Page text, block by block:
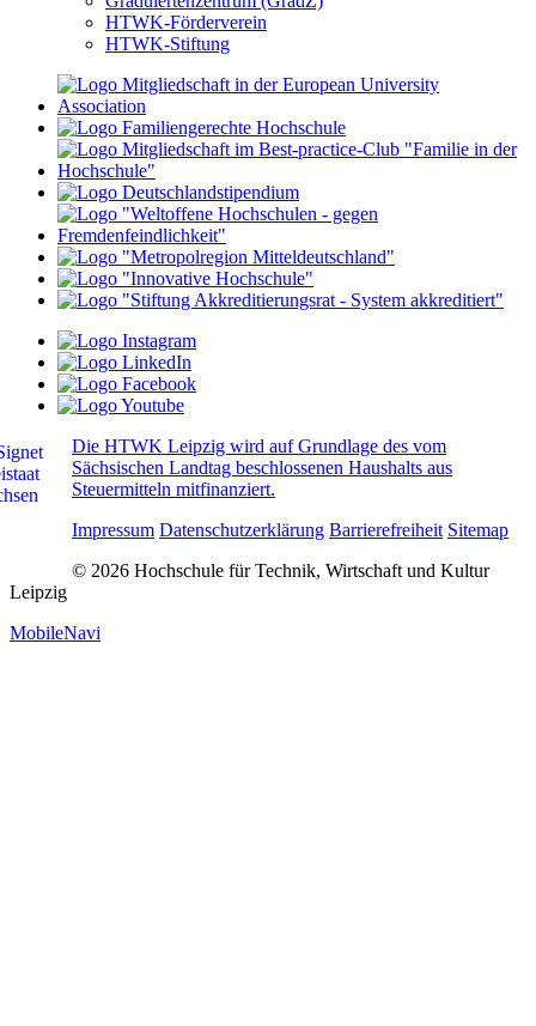
HTWK-Förderverein
HTWK-Stiftung
Die HTWK Leipzig wird auf Grundlage des vom
Sächsischen Landtag beschlossenen Haushalts aus
Steuermitteln mitfinanziert.
Impressum Datenschutzerklärung Barrierefreiheit Sitemap
© 2026 Hochschule für Technik, Wirtschaft und Kultur
Leipzig
MobileNavi